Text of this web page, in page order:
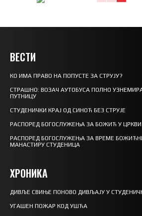
ВЕСТИ
КО ИМА ПРАВО НА ПОПУСТЕ ЗА СТРУЈУ?
СТРАШНО: ВОЗАЧ АУТОБУСА ПОЛНО
ПУТНИЦУ
СТУДЕНИЧКИ КРАЈ ОД СИНОЋ БЕЗ СТРУЈЕ
РАСПОРЕД БОГОСЛУЖЕЊА ЗА БОЖИЋ У
РАСПОРЕД БОГОСЛУЖЕЊА ЗА ВРЕМЕ
МАНАСТИРУ СТУДЕНИЦА
ХРОНИКА
ДИВЉЕ СВИЊЕ ПОНОВО ДИВЉАЈУ У
УГАШЕН ПОЖАР КОД УШЋА